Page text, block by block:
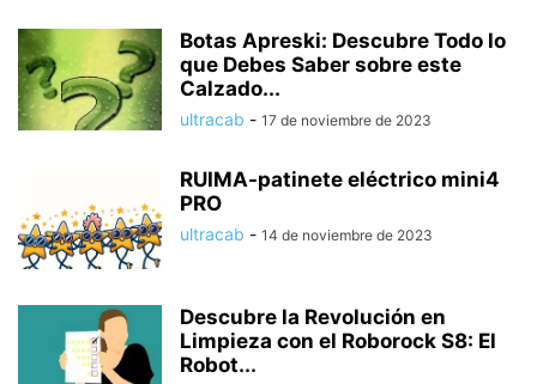
Botas Apreski: Descubre Todo lo
que Debes Saber sobre este
Calzado...
ultracab - 17 de noviembre de 2023
RUIMA-patinete eléctrico mini4
PRO
ultracab - 14 de noviembre de 2023
Descubre la Revolución en
Limpieza con el Roborock S8: El
Robot...